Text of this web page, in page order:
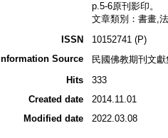
p.5-6原刊影印。
文章類別：書畫,
ISSN
10152741 (P)
Information Source
民國佛教期刊文
Hits
333
Created date
2014.11.01
Modified date
2022.03.08